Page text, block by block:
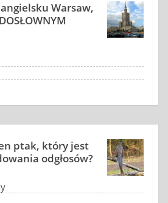
Warsaw,
ptak, który jest
odgłosów?